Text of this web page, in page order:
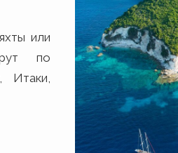
или
по
Итаки,